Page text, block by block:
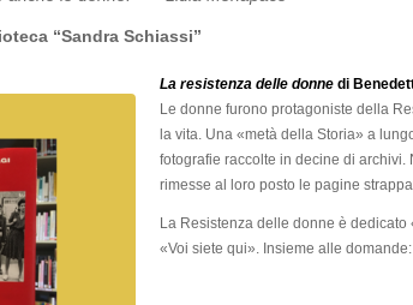
“Sandra Schiassi”
La resistenza delle donne di
Le donne furono protagoniste della
la vita. Una «metà della Storia» a
fotografie raccolte in decine di
rimesse al loro posto le pagine
La Resistenza delle donne è
«Voi siete qui». Insieme alle